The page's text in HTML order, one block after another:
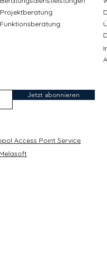
Jetzt abonnieren
Access Point Service